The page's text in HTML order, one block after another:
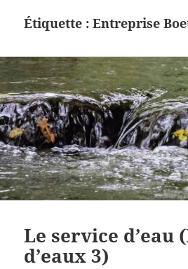
Étiquette :Entreprise
Le service d’eau
d’eaux 3)